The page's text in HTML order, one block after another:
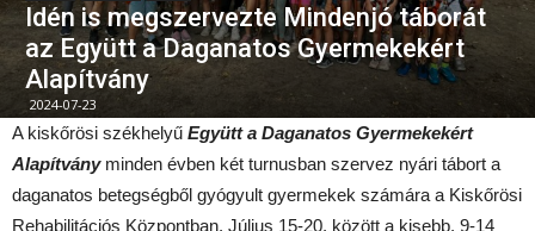
Idén is megszervezte Mindenjó táborát
az Együtt a Daganatos Gyermekekért
Alapítvány
2024-07-23
A kiskőrösi székhelyű Együtt a Daganatos Gyermekekért
Alapítvány minden évben két turnusban szervez nyári tábort a
daganatos betegségből gyógyult gyermekek számára a Kiskőrösi
Rehabilitációs Központban. Július 15-20. között a kisebb, 9-14